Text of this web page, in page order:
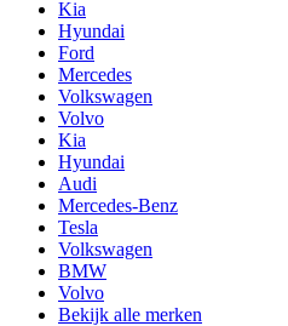
Kia
Hyundai
Ford
Mercedes
Volkswagen
Volvo
Kia
Hyundai
Audi
Mercedes-Benz
Tesla
Volkswagen
BMW
Volvo
Bekijk alle merken